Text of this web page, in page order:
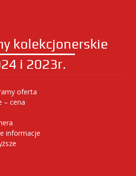
kolekcjonerskie
i 2023r.
oferta
– cena
informacje